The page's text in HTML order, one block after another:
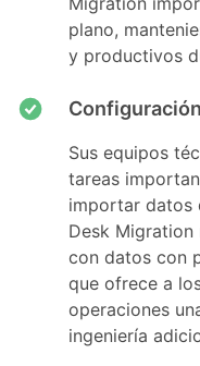
plano,
y productivos
Sus equipos
tareas
importar datos
Desk
con datos con
que ofrece a
operaciones
ingeniería